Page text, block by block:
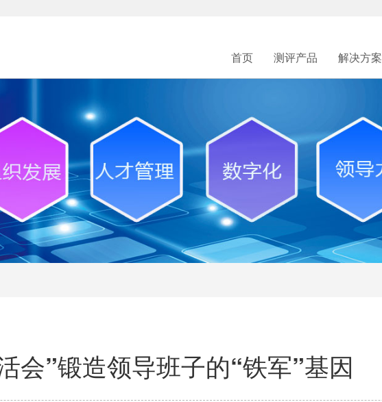
首页 测评产品 解决方案
会”锻造领导班子的“铁军”基因